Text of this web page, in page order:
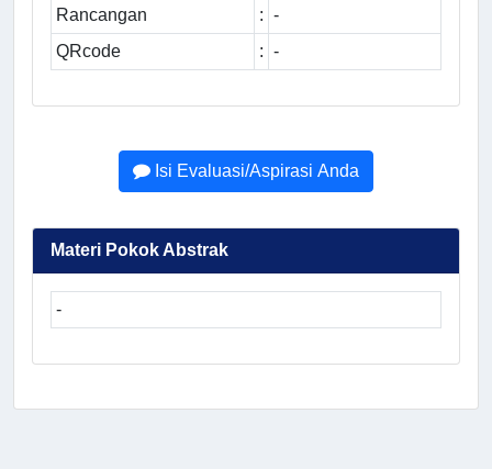
Rancangan : -
QRcode
: -
Isi Evaluasi/Aspirasi Anda
Materi Pokok Abstrak
-